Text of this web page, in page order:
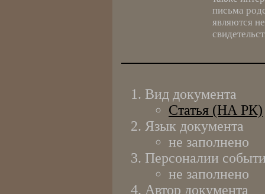
письма
являются
Вид документа
Статья (НА РК)
Язык документа
не заполнено
Персоналии
не заполнено
Автор документа